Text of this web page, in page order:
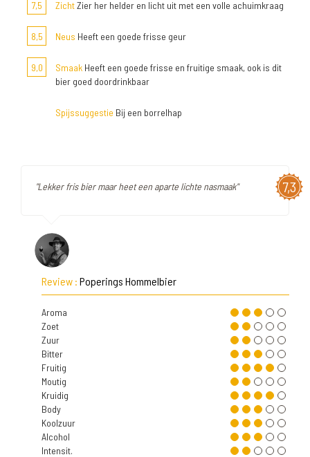
7,5
ZichtZier her helder en licht uit met een volle achuimkraag
8,5 Neus Heeft een goede frisse geur
9,0 Smaak Heeft een goede frisse en fruitige smaak, ook is dit
bier goed doordrinkbaar
Spijssuggestie Bij een borrelhap
7,3
"Lekker fris bier maar heet een aparte lichte nasmaak"
Review : Poperings Hommelbier
Aroma
Zoet
Zuur
Bitter
Fruitig
Moutig
Kruidig
Body
Koolzuur
Alcohol
Intensit.